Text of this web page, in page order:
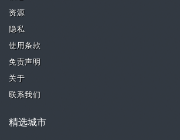
资源
隐私
使用条款
免责声明
关于
联系我们
精选城市